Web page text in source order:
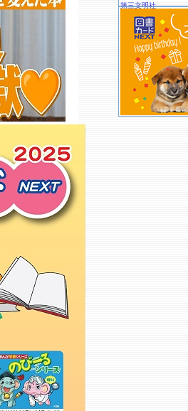
エンターキング 白金店
紀伊國屋書店 淑徳大学千葉第二
ＣＢＣ
ファミコンハウス 蘇我南町店
音丸書店
タワーレコード アリオモール蘇
我店
ＴＳＵＴＡＹＡ 土気店
千葉大学生協 亥鼻ＳＢ部
千葉大学医学部 地下売店
千葉大学医学部 ３Ｆ売店
こどもの本の広場 会留府
エンターキング 鶴沢店
ゲオ 千葉都町店
もっと詳しく
第三文明社